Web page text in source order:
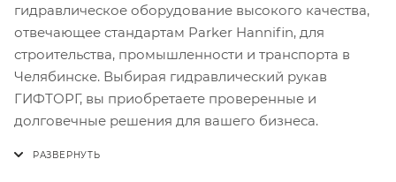
гидравлическое оборудование высокого качества,
отвечающее стандартам Parker Hannifin, для
строительства, промышленности и транспорта в
Челябинске. Выбирая гидравлический рукав
ГИФТОРГ, вы приобретаете проверенные и
долговечные решения для вашего бизнеса.